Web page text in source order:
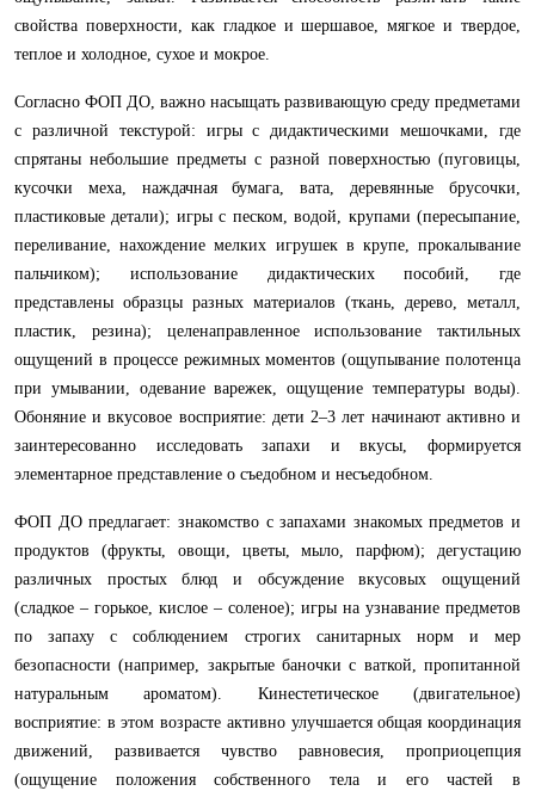
свойства поверхности, как гладкое и шершавое, мягкое и твердое,
теплое и холодное, сухое и мокрое.
Согласно ФОП ДО, важно насыщать развивающую среду предметами
с различной текстурой: игры с дидактическими мешочками, где
спрятаны небольшие предметы с разной поверхностью (пуговицы,
кусочки меха, наждачная бумага, вата, деревянные брусочки,
пластиковые детали); игры с песком, водой, крупами (пересыпание,
переливание, нахождение мелких игрушек в крупе, прокалывание
пальчиком); использование дидактических пособий, где
представлены образцы разных материалов (ткань, дерево, металл,
пластик, резина); целенаправленное использование тактильных
ощущений в процессе режимных моментов (ощупывание полотенца
при умывании, одевание варежек, ощущение температуры воды).
Обоняние и вкусовое восприятие: дети 2–3 лет начинают активно и
заинтересованно исследовать запахи и вкусы, формируется
элементарное представление о съедобном и несъедобном.
ФОП ДО предлагает: знакомство с запахами знакомых предметов и
продуктов (фрукты, овощи, цветы, мыло, парфюм); дегустацию
различных простых блюд и обсуждение вкусовых ощущений
(сладкое – горькое, кислое – соленое); игры на узнавание предметов
по запаху с соблюдением строгих санитарных норм и мер
безопасности (например, закрытые баночки с ваткой, пропитанной
натуральным ароматом). Кинестетическое (двигательное)
восприятие: в этом возрасте активно улучшается общая координация
движений, развивается чувство равновесия, проприоцепция
(ощущение положения собственного тела и его частей в